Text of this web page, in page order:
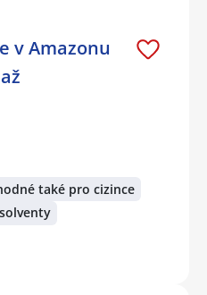
v Amazonu
také pro cizince